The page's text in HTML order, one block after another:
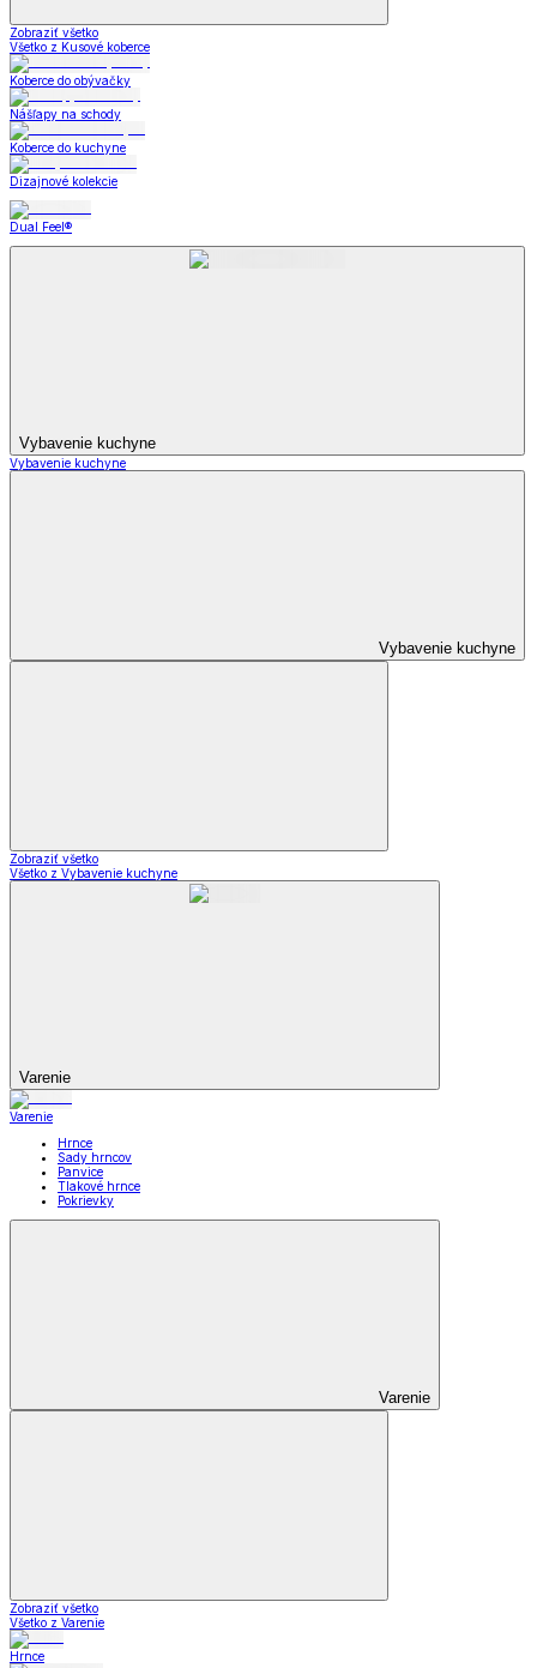
Zobraziť všetko
Všetko z Kusové koberce
Koberce do obývačky
Nášľapy na schody
Koberce do kuchyne
Dizajnové kolekcie
Dual Feel®
Vybavenie kuchyne
Vybavenie kuchyne
Vybavenie kuchyne
Zobraziť všetko
Všetko z Vybavenie kuchyne
Varenie
Varenie
Hrnce
Sady hrncov
Panvice
Tlakové hrnce
Pokrievky
Varenie
Zobraziť všetko
Všetko z Varenie
Hrnce